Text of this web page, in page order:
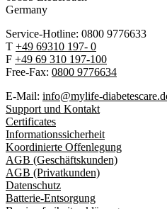
Germany
Service-Hotline: 0800 9776633
T +49 69310 197- 0
F +49 69 310 197-100
Free-Fax: 0800 9776634
E-Mail: info@mylife-
Support und Kontakt
Certificates
Informationssicherheit
Koordinierte Offenlegung
AGB (Geschäftskunden)
AGB (Privatkunden)
Datenschutz
Batterie-Entsorgung